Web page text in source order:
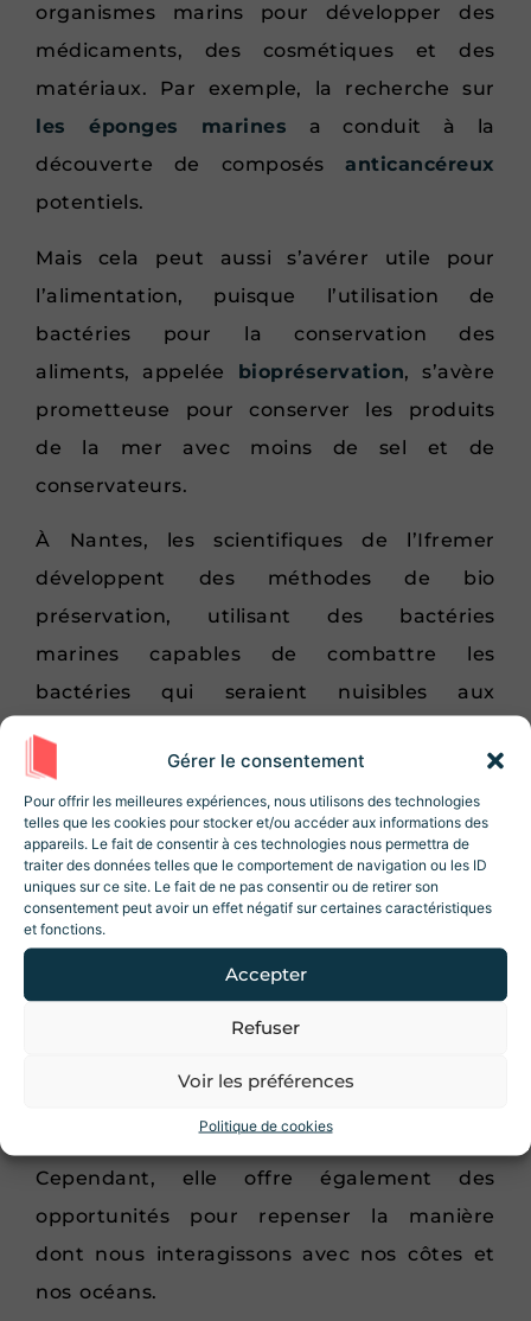
Gérer le consentement
Pour offrir les meilleures expériences, nous utilisons des technologies
telles que les cookies pour stocker et/ou accéder aux informations des
appareils. Le fait de consentir à ces technologies nous permettra de
traiter des données telles que le comportement de navigation ou les ID
uniques sur ce site. Le fait de ne pas consentir ou de retirer son
consentement peut avoir un effet négatif sur certaines caractéristiques
et fonctions.
Accepter
Refuser
Voir les préférences
Politique de cookies
organismes marins pour développer des
médicaments, des cosmétiques et des
matériaux. Par exemple, la recherche sur
les éponges marines a conduit à la
découverte de composésanticancéreux
potentiels.
Mais cela peut aussi s’avérer utile pour
l’alimentation, puisque l’utilisation de
bactéries pour la conservation des
aliments, appelée biopréservation, s’avère
prometteuse pour conserver les produits
de la mer avec moins de sel et de
conservateurs.
À Nantes, les scientifiques de l’Ifremer
développent des méthodes de bio
préservation, utilisant des bactéries
marines capables de combattre les
bactéries qui seraient nuisibles aux
produits.
l’exosquelette des crustacés, est un
exemple de molécule ayant un fort
potentiel, puisqu’elle est non toxique et
peut donc être utilisée dans les films
alimentaires et le traitement de l’eau.
Impacts de la montée des eaux
La montée des eaux, due au
défis pour les habitants des littoraux.
Cependant, elle offre également des
opportunités pour repenser la manière
dont nous interagissons avec nos côtes et
nos océans.
Rejoignez la Newsletter
Revue Histoire !
10% de réduction sur la boutique lors de
votre inscription ! Des articles, des
ressources et des contenus exclusifs 😃
Je m'inscris